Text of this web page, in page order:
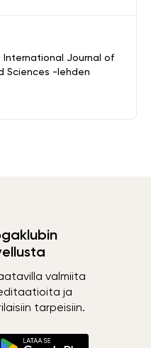
Journal of
Sciences -lehden
valmiita
ja
tarpeisiin.